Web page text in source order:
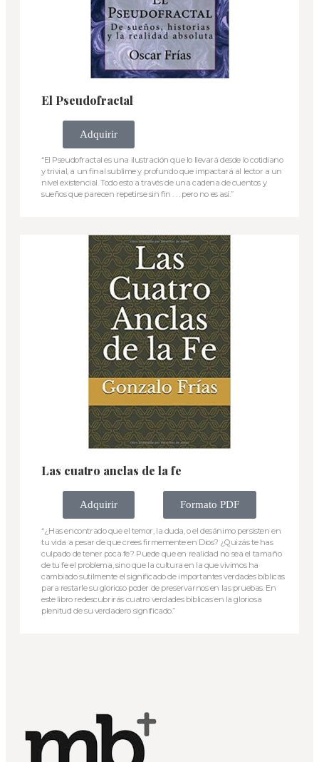
El Pseudofractal
Adquirir
“El Pseudofractal es una ilustración que lo llevará desde lo cotidiano
y trivial, a un final sublime y profundo que impactará al lector a un
nivel existencial. Todo esto a través de una cadena de cuentos y
sueños que parecen repetirse sin fin . . . pero no es así.”
Las cuatro anclas de la fe
Adquirir Formato PDF
“¿Has encontrado que el temor, la duda, o el desánimo persisten en
tu vida a pesar de que crees firmemente en Dios? ¿Quizás te has
culpado de tener poca fe? Puede que en realidad no sea el tamaño
de tu fe el problema, sino que la cultura en la que vivimos ha
cambiado sutilmente el significado de importantes verdades bíblicas
para restarle su glorioso poder de preservarnos en las pruebas. En
este libro redescubrirás cuatro verdades bíblicas en la gloriosa
plenitud de su verdadero significado.”